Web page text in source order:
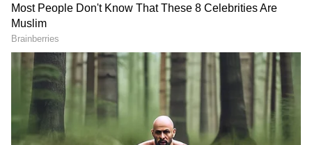
Image Credit :
రామ్ చరణ్
అందరూ ఎంతో ఆసక్తిగా ఎదురుచూస్తున్న పెద్ది సినిమా
కోసం స్టార్ల రెమ్యూనరేషన్ వివరాలు బయటకు వచ్చాయి.
ఈ సినిమాలో నటించినందుకు రామ్ చరణ్ ఏకంగా 100